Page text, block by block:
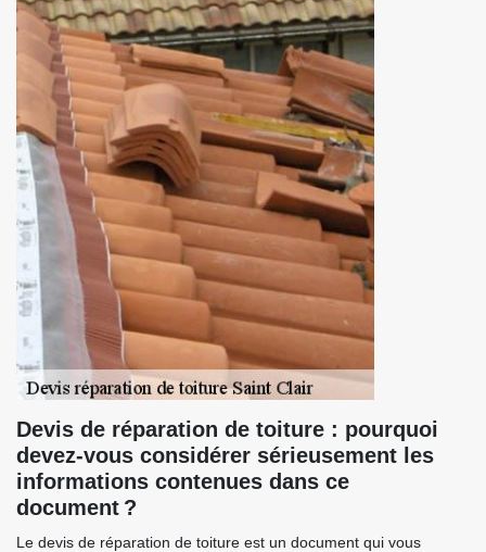
Devis de réparation de toiture : pourquoi
devez-vous considérer sérieusement les
informations contenues dans ce
document ?
Le devis de réparation de toiture est un document qui vous